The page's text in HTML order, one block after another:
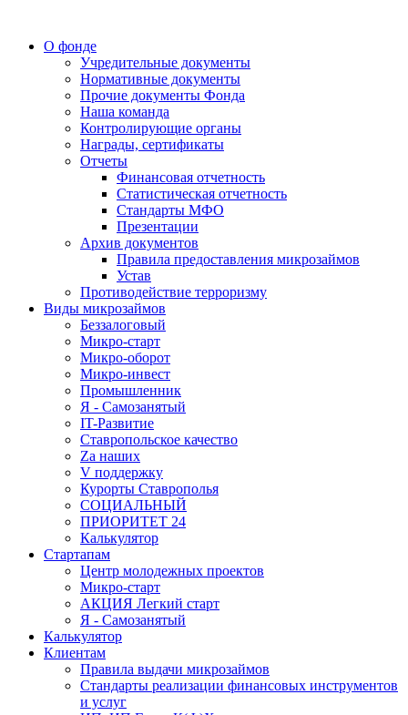
О фонде
Учредительные документы
Нормативные документы
Прочие документы Фонда
Наша команда
Контролирующие органы
Награды, сертификаты
Отчеты
Финансовая отчетность
Статистическая отчетность
Стандарты МФО
Презентации
Архив документов
Правила предоставления микрозаймов
Устав
Противодействие терроризму
Виды микрозаймов
Беззалоговый
Микро-старт
Микро-оборот
Микро-инвест
Промышленник
Я - Самозанятый
IT-Развитие
Ставропольское качество
Za наших
V поддержку
Курорты Ставрополья
СОЦИАЛЬНЫЙ
ПРИОРИТЕТ 24
Калькулятор
Стартапам
Центр молодежных проектов
Микро-старт
АКЦИЯ Легкий старт
Я - Самозанятый
Калькулятор
Клиентам
Правила выдачи микрозаймов
Стандарты реализации финансовых инструментов
и услуг